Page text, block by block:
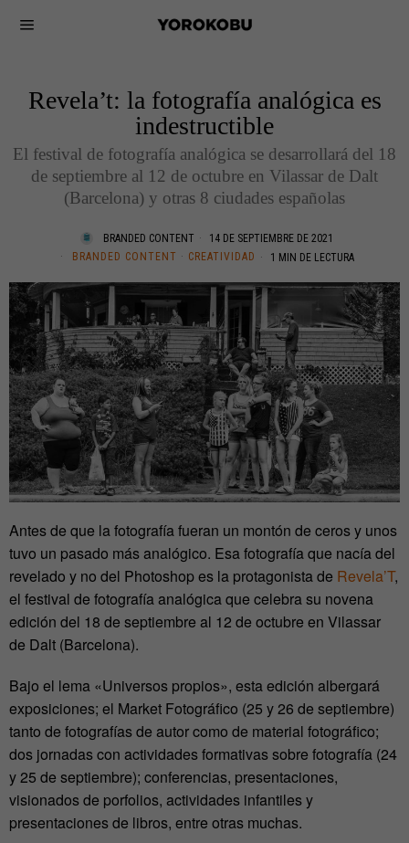
Revela’t: la fotografía analógica es
indestructible
El festival de fotografía analógica se desarrollará del 18
de septiembre al 12 de octubre en Vilassar de Dalt
(Barcelona) y otras 8 ciudades españolas
BRANDED CONTENT
14 DE SEPTIEMBRE DE 2021
BRANDED CONTENT · CREATIVIDAD 1 MIN DE LECTURA
Antes de que la fotografía fueran un montón de ceros y unos
tuvo un pasado más analógico. Esa fotografía que nacía del
revelado y no del Photoshop es la protagonista de Revela’T,
el festival de fotografía analógica que celebra su novena
edición del 18 de septiembre al 12 de octubre en Vilassar
de Dalt (Barcelona).
Bajo el lema «Universos propios», esta edición albergará
exposiciones; el Market Fotográfico (25 y 26 de septiembre)
tanto de fotografías de autor como de material fotográfico;
dos jornadas con actividades formativas sobre fotografía (24
y 25 de septiembre); conferencias, presentaciones,
visionados de porfolios, actividades infantiles y
presentaciones de libros, entre otras muchas.